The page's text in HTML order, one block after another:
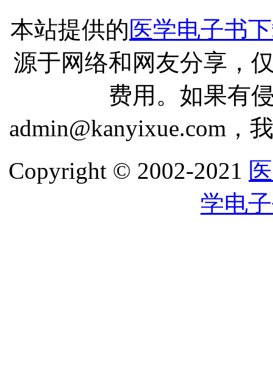
本站提供的医学电子书
源于网络和网友分享，
费用。如果有
admin@kanyixue.com，
Copyright © 2002-2021
学电